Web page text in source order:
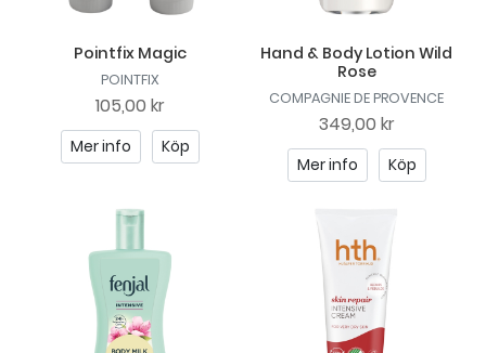
Pointfix Magic
POINTFIX
105,00 kr
Mer info Köp
Hand & Body Lotion Wild
Rose
COMPAGNIE DE PROVENCE
349,00 kr
Mer info Köp